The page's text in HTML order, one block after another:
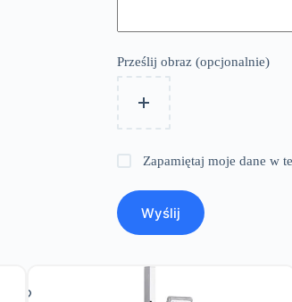
Prześlij obraz (opcjonalnie)
Zapamiętaj moje dane w
Wyślij